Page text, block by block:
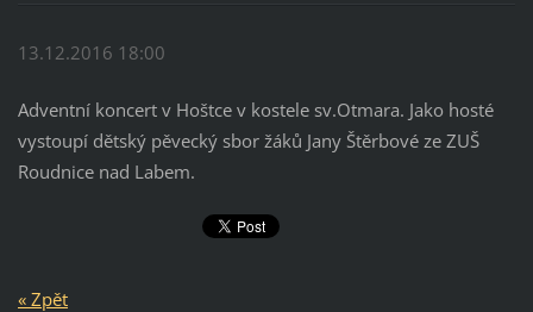
13.12.2016 18:00
Adventní koncert v Hoštce v kostele sv.Otmara. Jako hosté
vystoupí dětský pěvecký sbor žáků Jany Štěrbové ze ZUŠ
Roudnice nad Labem.
« Zpět